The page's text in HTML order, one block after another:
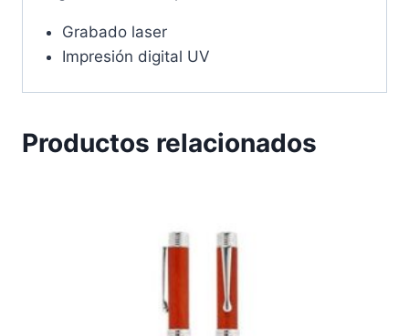
Grabado laser
Impresión digital UV
Productos relacionados